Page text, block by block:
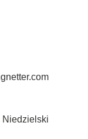
Niedzielski